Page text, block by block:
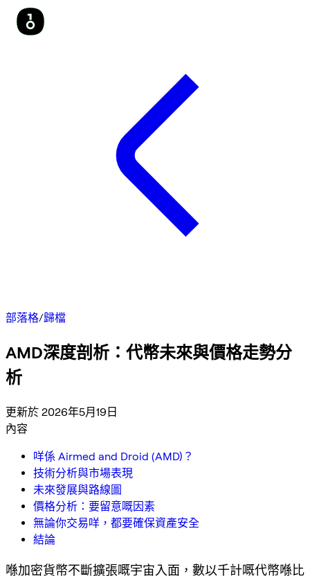
部落格/歸檔
AMD深度剖析：代幣未來與價格走勢分
析
更新於 2026年5月19日
內容
咩係 Airmed and Droid (AMD)？
技術分析與市場表現
未來發展與路線圖
價格分析：要留意嘅因素
無論你交易咩，都要確保資產安全
結論
喺加密貨幣不斷擴張嘅宇宙入面，數以千計嘅代幣喺比